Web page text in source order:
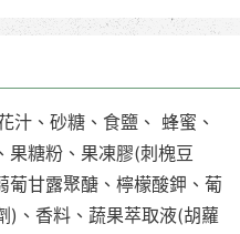
汁、砂糖、食鹽、 蜂蜜、
果糖粉、果凍膠(刺槐豆
葡甘露聚醣、檸檬酸鉀、葡
)、香料、蔬果萃取液(胡蘿